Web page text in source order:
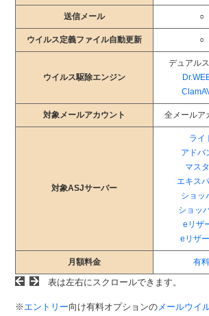
送信メール ○
ウイルス定義ファイル自動更新 ○
ウイルス駆除エンジン
デュアル
対象メールアカウント 全メールア
対象ASJサーバー
ライ
アドバ
マス
エキス
ショッ
ショッ
eリザ
eリザ
月額料金 有料
表は左右にスクロールできます。
※ エントリー向け有料オプションの メールウイ